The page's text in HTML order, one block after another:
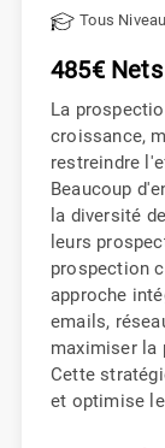
Tous
485€
La
croissance,
restreindre
Beaucoup
la diversité
leurs
prospection
approche
emails,
maximiser la
Cette
et optimise